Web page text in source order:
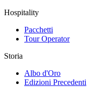
Hospitality
Pacchetti
Tour Operator
Storia
Albo d'Oro
Edizioni Precedenti